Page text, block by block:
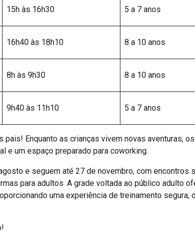
15h às 16h30 5 a 7 anos
16h40 às 18h10 8 a 10 anos
8h às 9h30 8 a 10 anos
9h40 às 11h10 5 a 7 anos
pais! Enquanto as crianças vivem novas aventuras,
e um espaço preparado para coworking.
e seguem até 27 de novembro, com encontros
para adultos. A grade voltada ao público adulto
uma experiência de treinamento